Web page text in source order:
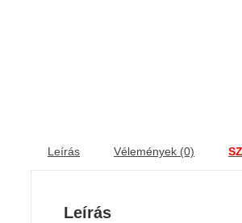
Leírás Vélemények (0)
Leírás